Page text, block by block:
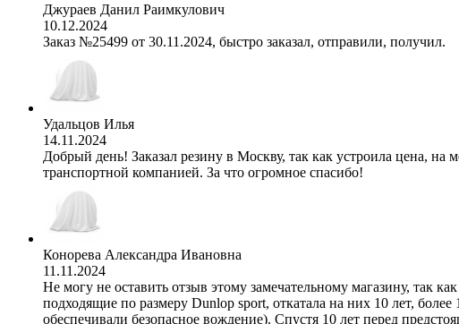
Джураев Данил Раимкулович
10.12.2024
Заказ №25499 от 30.11.2024, быстро заказал, отправили, получил.
Удальцов Илья
14.11.2024
Добрый день! Заказал резину в Москву, так как устроила цена,
транспортной компанией. За что огромное спасибо!
Конорева Александра Ивановна
11.11.2024
Не могу не оставить отзыв этому замечательному магазину, так
подходящие по размеру Dunlop sport, откатала на них 10 лет,
обеспечивали безопасное вождение). Спустя 10 лет перед